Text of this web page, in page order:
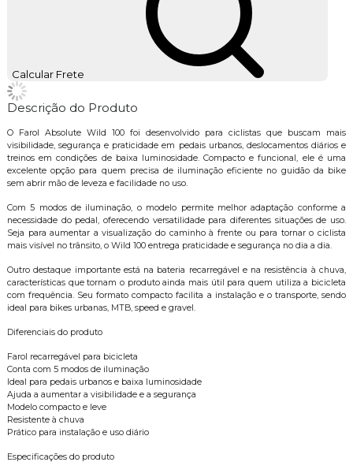
Calcular Frete
Descrição do Produto
O Farol Absolute Wild 100 foi desenvolvido para ciclistas que buscam mais
visibilidade, segurança e praticidade em pedais urbanos, deslocamentos diários e
treinos em condições de baixa luminosidade. Compacto e funcional, ele é uma
excelente opção para quem precisa de iluminação eficiente no guidão da bike
sem abrir mão de leveza e facilidade no uso.
Com 5 modos de iluminação, o modelo permite melhor adaptação conforme a
necessidade do pedal, oferecendo versatilidade para diferentes situações de uso.
Seja para aumentar a visualização do caminho à frente ou para tornar o ciclista
mais visível no trânsito, o Wild 100 entrega praticidade e segurança no dia a dia.
Outro destaque importante está na bateria recarregável e na resistência à chuva,
características que tornam o produto ainda mais útil para quem utiliza a bicicleta
com frequência. Seu formato compacto facilita a instalação e o transporte, sendo
ideal para bikes urbanas, MTB, speed e gravel.
Diferenciais do produto
Farol recarregável para bicicleta
Conta com 5 modos de iluminação
Ideal para pedais urbanos e baixa luminosidade
Ajuda a aumentar a visibilidade e a segurança
Modelo compacto e leve
Resistente à chuva
Prático para instalação e uso diário
Especificações do produto